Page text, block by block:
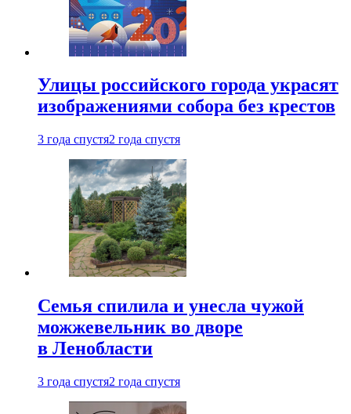
Улицы российского города украсят
изображениями собора без крестов
3 года спустя2 года спустя
Семья спилила и унесла чужой
можжевельник во дворе
в Ленобласти
3 года спустя2 года спустя